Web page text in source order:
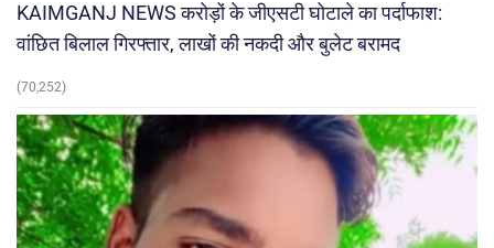
KAIMGANJ NEWS करोड़ों के जीएसटी घोटाले का पर्दाफाश:
वांछित बिलाल गिरफ्तार, लाखों की नकदी और बुलेट बरामद
(70,252)